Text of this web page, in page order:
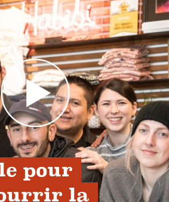
pour
la